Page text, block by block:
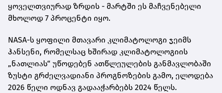
ყოველთვიურად ზრდის - მარტში ეს მაჩვენებელი
მხოლოდ 7 პროცენტი იყო.
NASA-ს ყოფილი მთავარი კლიმატოლოგი ჯეიმს
ჰანსენი, რომელსაც ხშირად კლიმატოლოგიის
„ნათლიას“ უწოდებენ ათწლეულების განმავლობაში
ზუსტი გრძელვადიანი პროგნოზების გამო, ელოდება
2026 წელი ოდნავ გადააჭარბებს 2024 წელს.